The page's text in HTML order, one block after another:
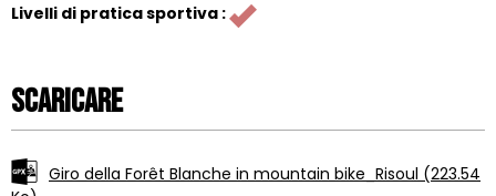
Livelli di pratica sportiva :
Scaricare
Giro della Forêt Blanche in mountain bike_Risoul (223.54